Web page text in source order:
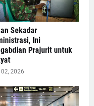
Sekadar
Ini
Prajurit untuk
02, 2026